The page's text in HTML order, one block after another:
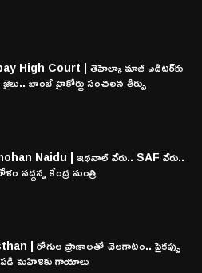
High Court | తెహెల్కా మాజీ ఎడిటర్‌కు
జైలు.. బాంబే హైకోర్టు సంచలన తీర్పు
Naidu | ఇథనాల్ వేరు.. SAF వేరు..
వద్దన్న కేంద్ర మంత్రి
| రోగుల ప్రాణాలతో చెలగాటం.. పైకప్పు
పడి మహిళకు గాయాలు